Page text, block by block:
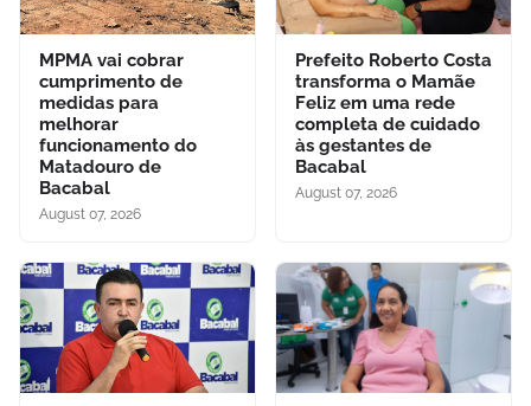
MPMA vai cobrar
cumprimento de
medidas para
melhorar
funcionamento do
Matadouro de
Bacabal
August 07, 2026
Prefeito Roberto Costa
transforma o Mamãe
Feliz em uma rede
completa de cuidado
às gestantes de
Bacabal
August 07, 2026